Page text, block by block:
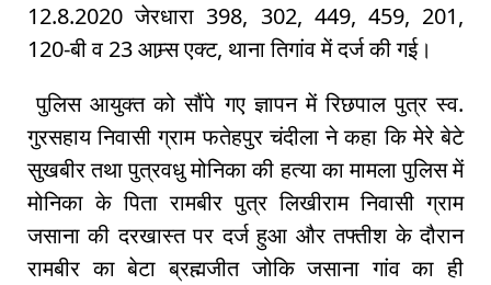
12.8.2020 जेरधारा 398, 302, 449, 459, 201,
120-बी व 23 आम्र्स एक्ट, थाना तिगांव में दर्ज की गई।
पुलिस आयुक्त को सौंपे गए ज्ञापन में रिछपाल पुत्र स्व.
गुरसहाय निवासी ग्राम फतेहपुर चंदीला ने कहा कि मेरे बेटे
सुखबीर तथा पुत्रवधु मोनिका की हत्या का मामला पुलिस में
मोनिका के पिता रामबीर पुत्र लिखीराम निवासी ग्राम
जसाना की दरखास्त पर दर्ज हुआ और तफ्तीश के दौरान
रामबीर का बेटा ब्रह्मजीत जोकि जसाना गांव का ही